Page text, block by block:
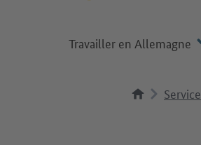
Travailler en Allemagne
Service